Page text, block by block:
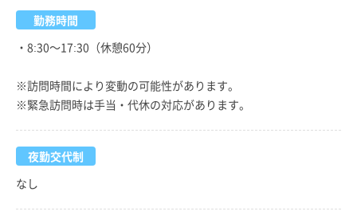
勤務時間
・8:30～17:30（休憩60分）
※訪問時間により変動の可能性があります。
※緊急訪問時は手当・代休の対応があります。
夜勤交代制
なし